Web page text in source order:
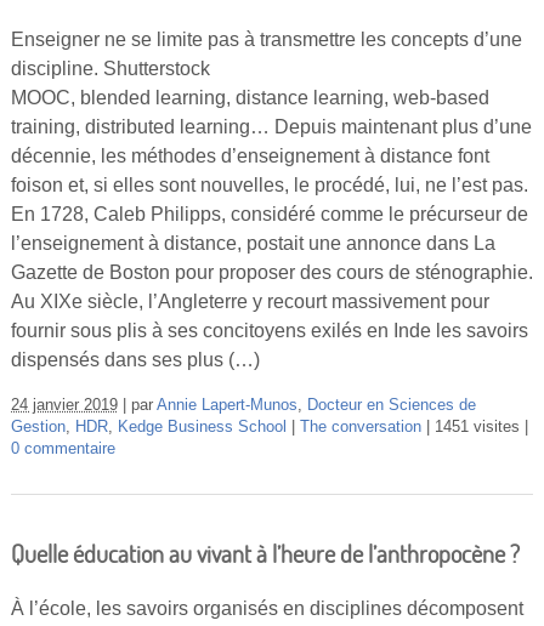
IMT
Colloques
Vidéos
S’inscrire
Se connecter
Enseigner ne se limite pas à transmettre les concepts d’une
discipline. Shutterstock
MOOC, blended learning, distance learning, web-based
training, distributed learning… Depuis maintenant plus d’une
décennie, les méthodes d’enseignement à distance font
foison et, si elles sont nouvelles, le procédé, lui, ne l’est pas.
En 1728, Caleb Philipps, considéré comme le précurseur de
l’enseignement à distance, postait une annonce dans La
Gazette de Boston pour proposer des cours de sténographie.
Au XIXe siècle, l’Angleterre y recourt massivement pour
fournir sous plis à ses concitoyens exilés en Inde les savoirs
dispensés dans ses plus (…)
24 janvier 2019 par Annie Lapert-Munos
Docteur en Sciences de
Gestion, HDR, Kedge Business School The conversation
1451 visites
0 commentaire
Quelle éducation au vivant à l’heure de l’anthropocène ?
À l’école, les savoirs organisés en disciplines décomposent